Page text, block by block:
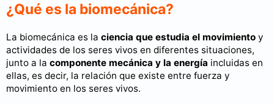
¿Qué es la biomecánica?
La biomecánica es la ciencia que estudia el movimiento y
actividades de los seres vivos en diferentes situaciones,
junto a la componente mecánica y la energía incluidas en
ellas, es decir, la relación que existe entre fuerza y
movimiento en los seres vivos.